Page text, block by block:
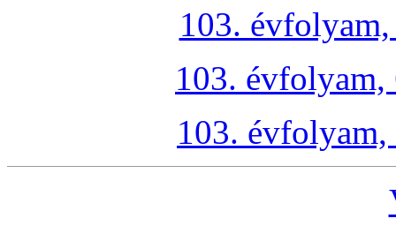
103.
103. évfolyam,
103. évfolyam,